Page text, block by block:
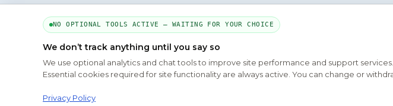
Conócenos Contáctenos Privacy
NO OPTIONAL TOOLS ACTIVE — WAITING FOR YOUR CHOICE
We don’t track anything until you say so
We use optional analytics and chat tools to improve site performance and support
Essential cookies required for site functionality are always active. You can change or
Privacy Policy